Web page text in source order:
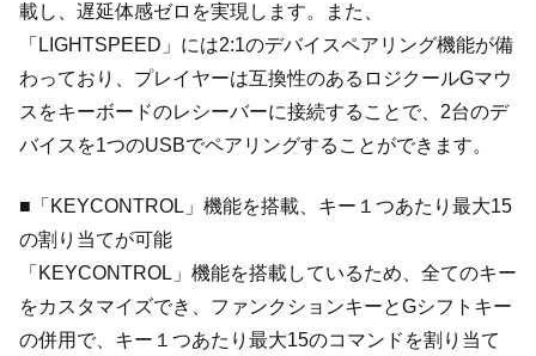
載し、遅延体感ゼロを実現します。また、
「LIGHTSPEED」には2:1のデバイスペアリング機能が備
わっており、プレイヤーは互換性のあるロジクールGマウ
スをキーボードのレシーバーに接続することで、2台のデ
バイスを1つのUSBでペアリングすることができます。
■「KEYCONTROL」機能を搭載、キー１つあたり最大15
の割り当てが可能
「KEYCONTROL」機能を搭載しているため、全てのキー
をカスタマイズでき、ファンクションキーとGシフトキー
の併用で、キー１つあたり最大15のコマンドを割り当て